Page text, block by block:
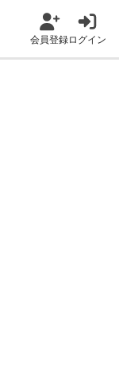
会員登録ログイン